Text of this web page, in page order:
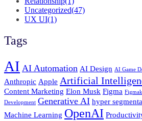
Uncategorized(47)
UX UI(1)
Tags
AI AI Automation AI Design AI Game
Anthropic Apple Artificial
Content Marketing Elon Musk Figma
Development Generative AI hyper
Machine Learning OpenAI